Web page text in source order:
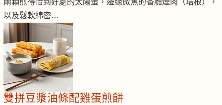
兩顆煎得恰到好處的太陽蛋，邊緣微焦的香脆煙肉（培根），
以及鬆軟綿密…
雙拼豆漿油條配雞蛋煎餅